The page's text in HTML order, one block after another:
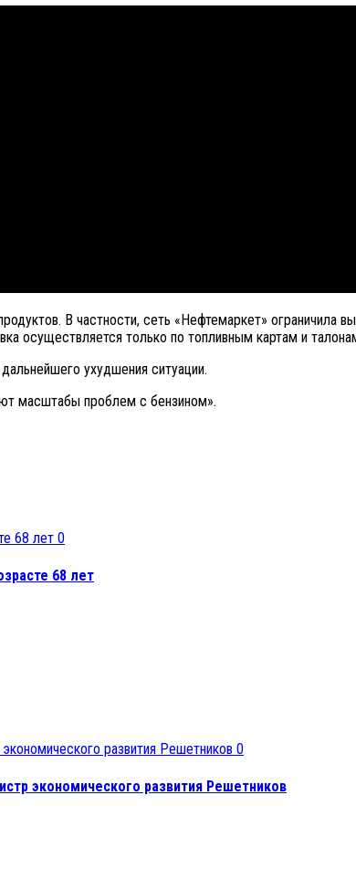
В частности, сеть «Нефтемаркет» ограничила
осуществляется только по топливным картам и
ухудшения ситуации.
масштабы проблем с бензином».
0
68 лет
0
экономического развития Решетников